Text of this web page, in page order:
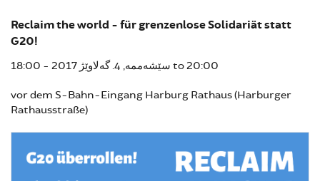
Reclaim the world - für grenzenlose Solidariät statt
G20!
سێشەممە, 4. گەلاوێژ 2017 - 18:00 to20:00
vor dem S-Bahn-Eingang Harburg Rathaus (Harburger
Rathausstraße)